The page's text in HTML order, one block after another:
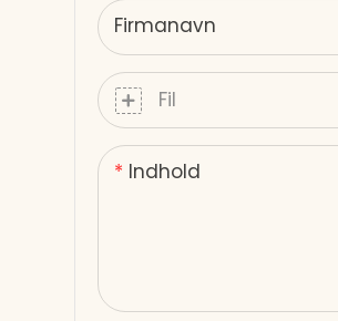
Firmanavn
Fil
Indhold